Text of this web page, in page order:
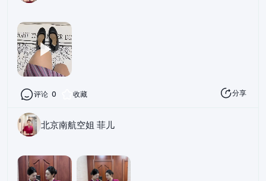
评论 0 收藏 分享
北京南航空姐 菲儿